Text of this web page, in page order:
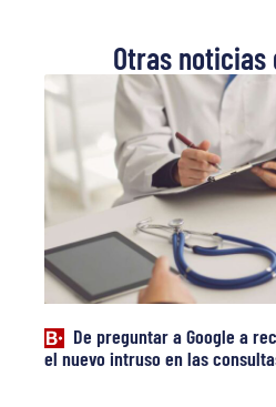
Otras
De preguntar a Google a
el nuevo intruso en las